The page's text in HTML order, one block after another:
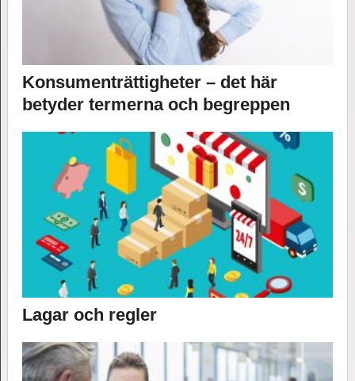
Konsumenträttigheter – det här
betyder termerna och begreppen
Lagar och regler